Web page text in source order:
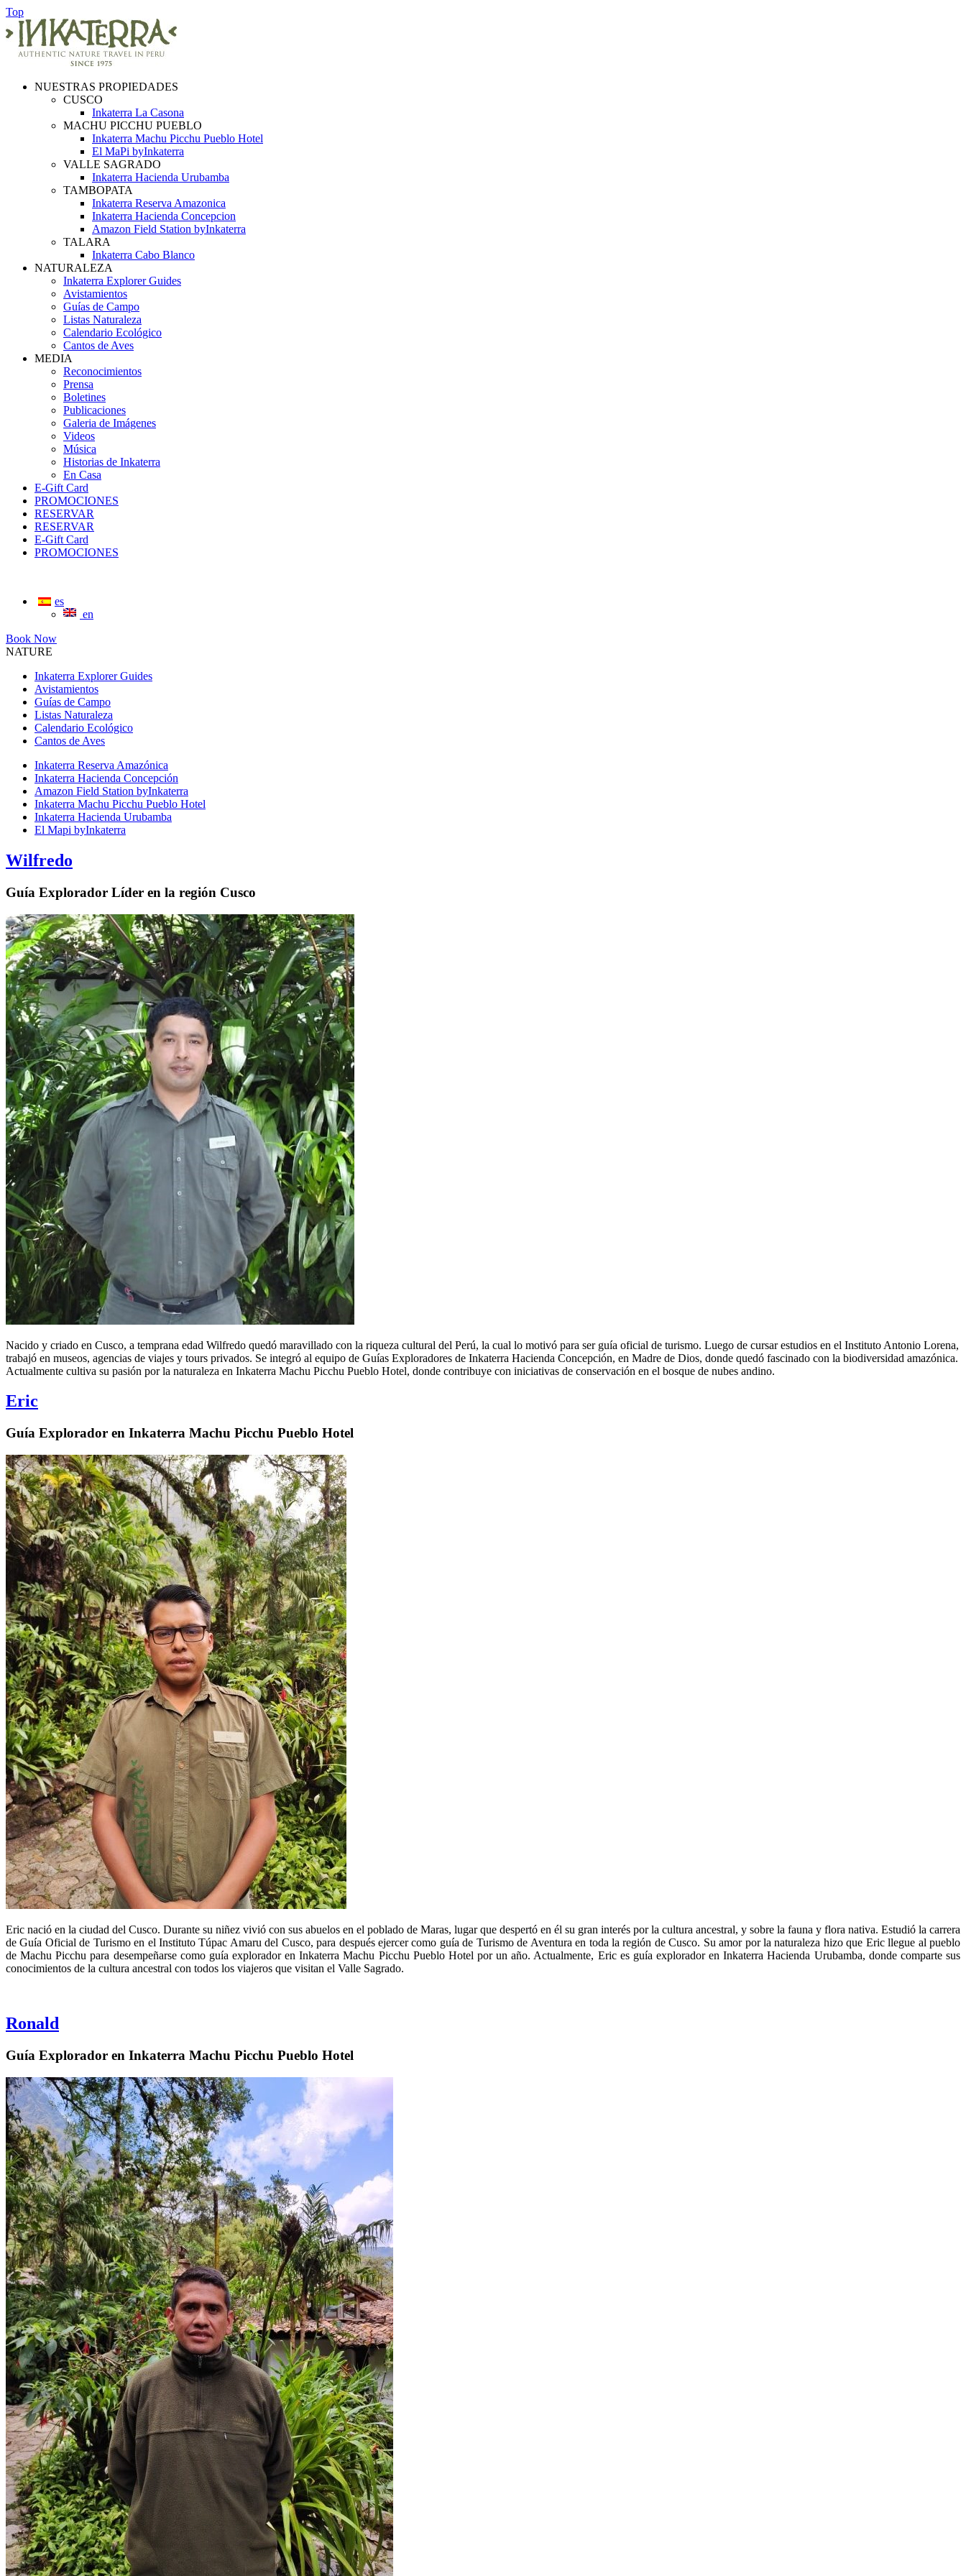
Top
NUESTRAS PROPIEDADES
CUSCO
Inkaterra La Casona
MACHU PICCHU PUEBLO
Inkaterra Machu Picchu Pueblo Hotel
El MaPi byInkaterra
VALLE SAGRADO
Inkaterra Hacienda Urubamba
TAMBOPATA
Inkaterra Reserva Amazonica
Inkaterra Hacienda Concepcion
Amazon Field Station byInkaterra
TALARA
Inkaterra Cabo Blanco
NATURALEZA
Inkaterra Explorer Guides
Avistamientos
Guías de Campo
Listas Naturaleza
Calendario Ecológico
Cantos de Aves
MEDIA
Reconocimientos
Prensa
Boletines
Publicaciones
Galeria de Imágenes
Videos
Música
Historias de Inkaterra
En Casa
E-Gift Card
PROMOCIONES
RESERVAR
RESERVAR
E-Gift Card
PROMOCIONES
es
en
Book Now
NATURE
Inkaterra Explorer Guides
Avistamientos
Guías de Campo
Listas Naturaleza
Calendario Ecológico
Cantos de Aves
Inkaterra Reserva Amazónica
Inkaterra Hacienda Concepción
Amazon Field Station byInkaterra
Inkaterra Machu Picchu Pueblo Hotel
Inkaterra Hacienda Urubamba
El Mapi byInkaterra
Wilfredo
Guía Explorador Líder en la región Cusco
Nacido y criado en Cusco, a temprana edad Wilfredo quedó maravillado con la riqueza cultural del Perú, la cual lo motivó para ser guía oficial de turismo. Luego de cursar estudios en el Instituto Antonio Lorena,
trabajó en museos, agencias de viajes y tours privados. Se integró al equipo de Guías Exploradores de Inkaterra Hacienda Concepción, en Madre de Dios, donde quedó fascinado con la biodiversidad amazónica.
Actualmente cultiva su pasión por la naturaleza en Inkaterra Machu Picchu Pueblo Hotel, donde contribuye con iniciativas de conservación en el bosque de nubes andino.
Eric
Guía Explorador en Inkaterra Machu Picchu Pueblo Hotel
Eric nació en la ciudad del Cusco. Durante su niñez vivió con sus abuelos en el poblado de Maras, lugar que despertó en él su gran interés por la cultura ancestral, y sobre la fauna y flora nativa. Estudió la carrera
de Guía Oficial de Turismo en el Instituto Túpac Amaru del Cusco, para después ejercer como guía de Turismo de Aventura en toda la región de Cusco. Su amor por la naturaleza hizo que Eric llegue al pueblo
de Machu Picchu para desempeñarse como guía explorador en Inkaterra Machu Picchu Pueblo Hotel por un año. Actualmente, Eric es guía explorador en Inkaterra Hacienda Urubamba, donde comparte sus
conocimientos de la cultura ancestral con todos los viajeros que visitan el Valle Sagrado.
Ronald
Guía Explorador en Inkaterra Machu Picchu Pueblo Hotel